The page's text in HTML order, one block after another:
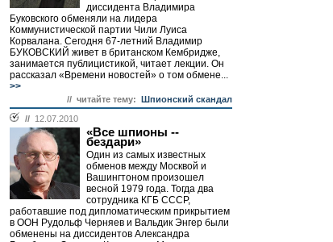
диссидента Владимира
Буковского обменяли на лидера
Коммунистической партии Чили Луиса
Корвалана. Сегодня 67-летний Владимир
БУКОВСКИЙ живет в британском Кембридже,
занимается публицистикой, читает лекции. Он
рассказал «Времени новостей» о том обмене...
>>
// читайте тему: Шпионский скандал
// 12.07.2010
«Все шпионы --
бездари»
Один из самых известных
обменов между Москвой и
Вашингтоном произошел
весной 1979 года. Тогда два
сотрудника КГБ СССР,
работавшие под дипломатическим прикрытием
в ООН Рудольф Черняев и Вальдик Энгер были
обменены на диссидентов Александра